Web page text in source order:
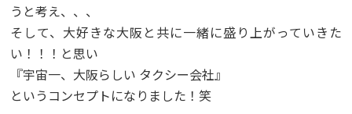
うと考え、、、
そして、大好きな大阪と共に一緒に盛り上がっていきた
い！！！と思い
『宇宙一、大阪らしい タクシー会社』
というコンセプトになりました！笑